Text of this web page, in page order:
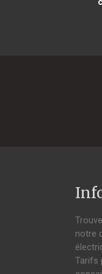
notre
Tarifs